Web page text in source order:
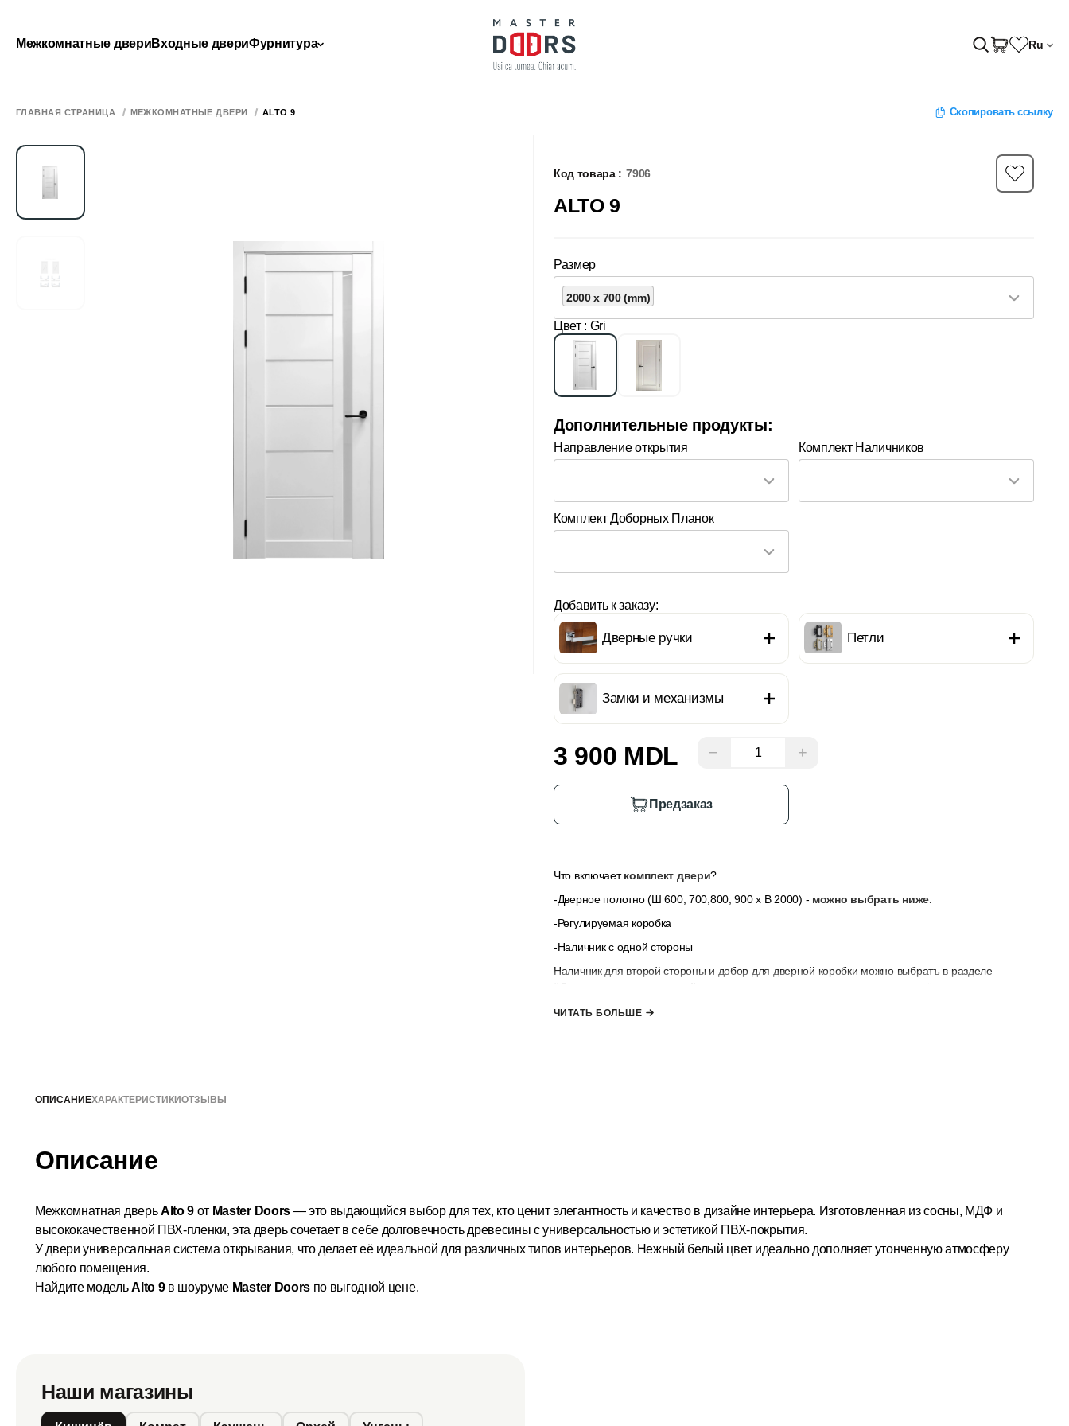
Межкомнатные двериВходные двериФурнитура Ru
ГЛАВНАЯ СТРАНИЦА МЕЖКОМНАТНЫЕ ДВЕРИ ALTO 9 Скопировать ссылку
Код товара : 7906
ALTO 9
Размер
2000 x 700 (mm)
Цвет : Gri
Дополнительные продукты:
Направление открытия Комплект Наличников
Комплект Доборных Планок
Добавить к заказу:
Дверные ручки Петли
Замки и механизмы
3 900 MDL − +
Предзаказ
Что включаеткомплект двери?
-Дверное полотно (Ш 600; 700;800; 900 x В 2000) - можно выбрать ниже.
-Регулируемая коробка
-Наличник с одной стороны
Наличник для второй стороны и добор для дверной коробки можно выбратъ в разделе
ЧИТАТЬ БОЛЬШЕ
ОПИСАНИЕХАРАКТЕРИСТИКИОТЗЫВЫ
Описание
Межкомнатная дверьAlto 9 от Master Doors — это выдающийся выбор для тех, кто ценит элегантность и качество в дизайне интерьера. Изготовленная из сосны, МДФ и
высококачественной ПВХ-пленки, эта дверь сочетает в себе долговечность древесины с универсальностью и эстетикой ПВХ-покрытия.
У двери универсальная система открывания, что делает её идеальной для различных типов интерьеров. Нежный белый цвет идеально дополняет утонченную атмосферу
любого помещения.
Найдите модельAlto 9 в шоуруме Master Doorsпо выгодной цене.
Наши магазины